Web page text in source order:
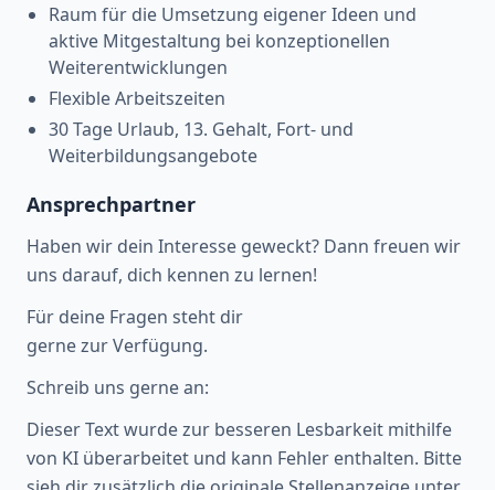
Raum für die Umsetzung eigener Ideen und
aktive Mitgestaltung bei konzeptionellen
Weiterentwicklungen
Flexible Arbeitszeiten
30 Tage Urlaub, 13. Gehalt, Fort- und
Weiterbildungsangebote
Ansprechpartner
Haben wir dein Interesse geweckt? Dann freuen wir
uns darauf, dich kennen zu lernen!
Für deine Fragen steht dir
gerne zur Verfügung.
Schreib uns gerne an:
Dieser Text wurde zur besseren Lesbarkeit mithilfe
von KI überarbeitet und kann Fehler enthalten. Bitte